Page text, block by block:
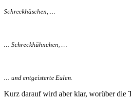
Schreckhäschen, …
… Schreckhühnchen, …
… und entgeisterte Eulen.
Kurz darauf wird aber klar, worüber die